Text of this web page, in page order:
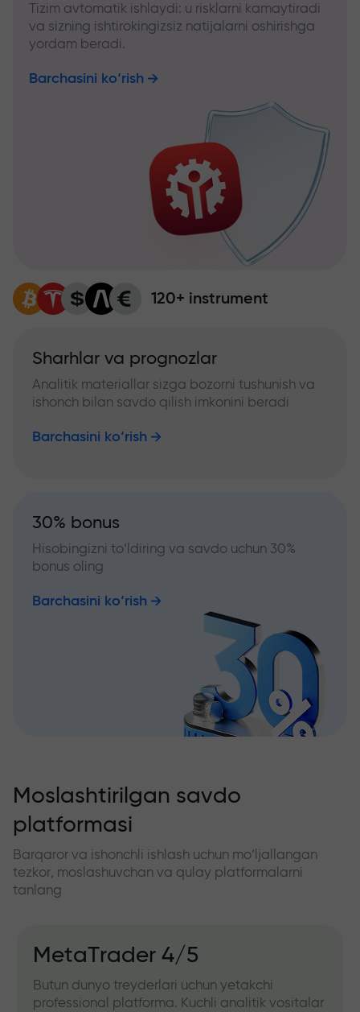
Tizim avtomatik ishlaydi: u risklarni kamaytiradi
va sizning ishtirokingizsiz natijalarni oshirishga
yordam beradi.
Barchasini ko‘rish
120+ instrument
Sharhlar va prognozlar
Analitik materiallar sizga bozorni tushunish va
ishonch bilan savdo qilish imkonini beradi
Barchasini ko‘rish
30% bonus
Hisobingizni to‘ldiring va savdo uchun 30%
bonus oling
Barchasini ko‘rish
Moslashtirilgan savdo
platformasi
Barqaror va ishonchli ishlash uchun mo‘ljallangan
tezkor, moslashuvchan va qulay platformalarni
tanlang
4/5
uchun yetakchi
Kuchli analitik vositalar
Brauzer orqali
versiya. Dastur